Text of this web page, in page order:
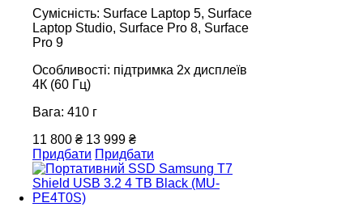
Сумісність: Surface Laptop 5, Surface
Laptop Studio, Surface Pro 8, Surface
Pro 9
Особливості: підтримка 2х дисплеїв
4К (60 Гц)
Вага: 410 г
11 800 ₴ 13 999 ₴
Придбати Придбати